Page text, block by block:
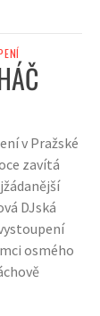
v Pražské
zavítá
DJská
osmého